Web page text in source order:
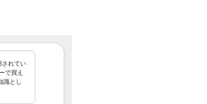
されてい
で買え
識とし